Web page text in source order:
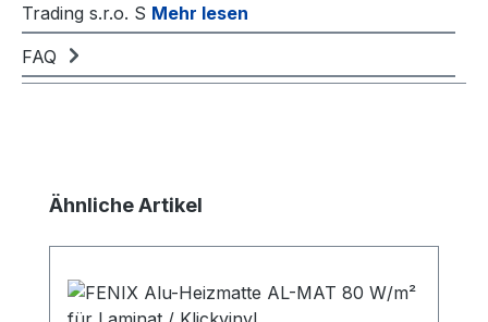
Trading s.r.o. S Mehr lesen
FAQ
Produktgalerie überspringen
Ähnliche Artikel